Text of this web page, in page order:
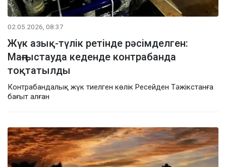
02.05.2026, 08:37
Жүк азық-түлік ретінде рәсімделген:
Маңғыстауда кеденде контрабанда
тоқтатылды
Контрабандалық жүк тиелген көлік Ресейден Тәжікстанға
бағыт алған